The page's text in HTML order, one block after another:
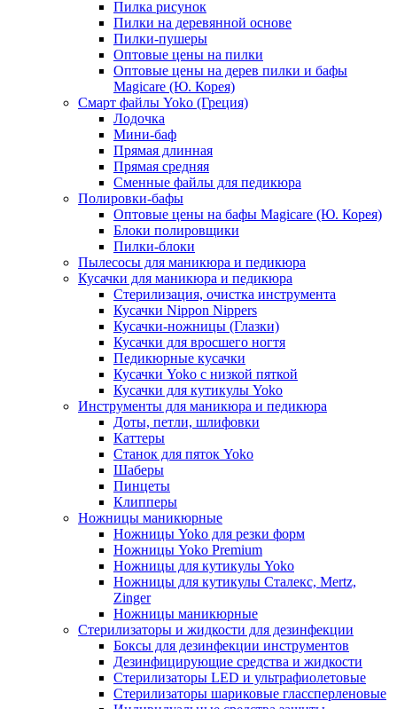
Пилка рисунок
Пилки на деревянной основе
Пилки-пушеры
Оптовые цены на пилки
Оптовые цены на дерев пилки и бафы
Magicare (Ю. Корея)
Смарт файлы Yoko (Греция)
Лодочка
Мини-баф
Прямая длинная
Прямая средняя
Сменные файлы для педикюра
Полировки-бафы
Оптовые цены на бафы Magicare (Ю. Корея)
Блоки полировщики
Пилки-блоки
Пылесосы для маникюра и педикюра
Кусачки для маникюра и педикюра
Стерилизация, очистка инструмента
Кусачки Nippon Nippers
Кусачки-ножницы (Глазки)
Кусачки для вросшего ногтя
Педикюрные кусачки
Кусачки Yoko с низкой пяткой
Кусачки для кутикулы Yoko
Инструменты для маникюра и педикюра
Доты, петли, шлифовки
Каттеры
Станок для пяток Yoko
Шаберы
Пинцеты
Клипперы
Ножницы маникюрные
Ножницы Yoko для резки форм
Ножницы Yoko Premium
Ножницы для кутикулы Yoko
Ножницы для кутикулы Сталекс, Mertz,
Zinger
Ножницы маникюрные
Стерилизаторы и жидкости для дезинфекции
Боксы для дезинфекции инструментов
Дезинфицирующие средства и жидкости
Стерилизаторы LED и ультрафиолетовые
Стерилизаторы шариковые глассперленовые